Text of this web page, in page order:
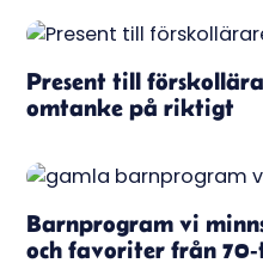
Present till
omtanke på riktigt
Barnprogram vi
och favoriter från